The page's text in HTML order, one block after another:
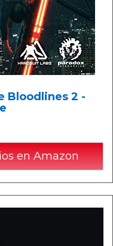
Bloodlines 2 -
en Amazon